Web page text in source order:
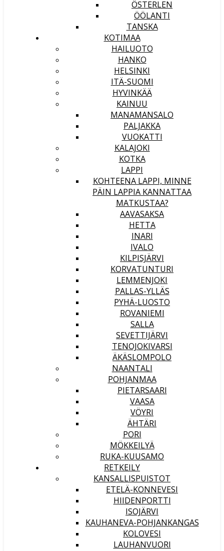
ÖSTERLEN
ÖÖLANTI
TANSKA
KOTIMAA
HAILUOTO
HANKO
HELSINKI
ITÄ-SUOMI
HYVINKÄÄ
KAINUU
MANAMANSALO
PALJAKKA
VUOKATTI
KALAJOKI
KOTKA
LAPPI
KOHTEENA LAPPI, MINNE
PÄIN LAPPIA KANNATTAA
MATKUSTAA?
AAVASAKSA
HETTA
INARI
IVALO
KILPISJÄRVI
KORVATUNTURI
LEMMENJOKI
PALLAS-YLLÄS
PYHÄ-LUOSTO
ROVANIEMI
SALLA
SEVETTIJÄRVI
TENOJOKIVARSI
ÄKÄSLOMPOLO
NAANTALI
POHJANMAA
PIETARSAARI
VAASA
VÖYRI
ÄHTÄRI
PORI
MÖKKEILYÄ
RUKA-KUUSAMO
RETKEILY
KANSALLISPUISTOT
ETELÄ-KONNEVESI
HIIDENPORTTI
ISOJÄRVI
KAUHANEVA-POHJANKANGAS
KOLOVESI
LAUHANVUORI